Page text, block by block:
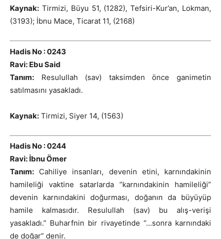
Kaynak: Tirmizi, Büyu 51, (1282), Tefsiri-Kur’an, Lokman,
(3193); İbnu Mace, Ticarat 11, (2168)
Hadis No : 0243
Ravi: Ebu Said
Tanım: Resulullah (sav) taksimden önce ganimetin
satılmasını yasakladı.
Kaynak: Tirmizi, Siyer 14, (1563)
Hadis No : 0244
Ravi: İbnu Ömer
Tanım: Cahiliye insanları, devenin etini, karnındakinin
hamileliği vaktine satarlarda “karnındakinin hamileliği”
devenin karnındakini doğurması, doğanın da büyüyüp
hamile kalmasıdır. Resulullah (sav) bu alış-verişi
yasakladı.” Buharfnin bir rivayetinde “…sonra karnındaki
de doğar” denir.